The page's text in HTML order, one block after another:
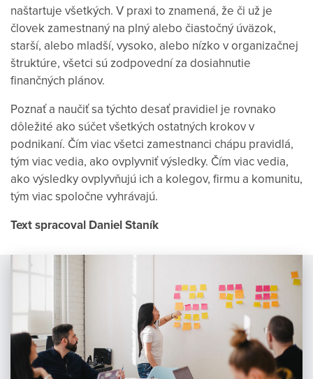
naštartuje všetkých. V praxi to znamená, že či už je
človek zamestnaný na plný alebo čiastočný úväzok,
starší, alebo mladší, vysoko, alebo nízko v organizačnej
štruktúre, všetci sú zodpovední za dosiahnutie
finančných plánov.
Poznať a naučiť sa týchto desať pravidiel je rovnako
dôležité ako súčet všetkých ostatných krokov v
podnikaní. Čím viac všetci zamestnanci chápu pravidlá,
tým viac vedia, ako ovplyvniť výsledky. Čím viac vedia,
ako výsledky ovplyvňujú ich a kolegov, firmu a komunitu,
tým viac spoločne vyhrávajú.
Text spracoval Daniel Staník